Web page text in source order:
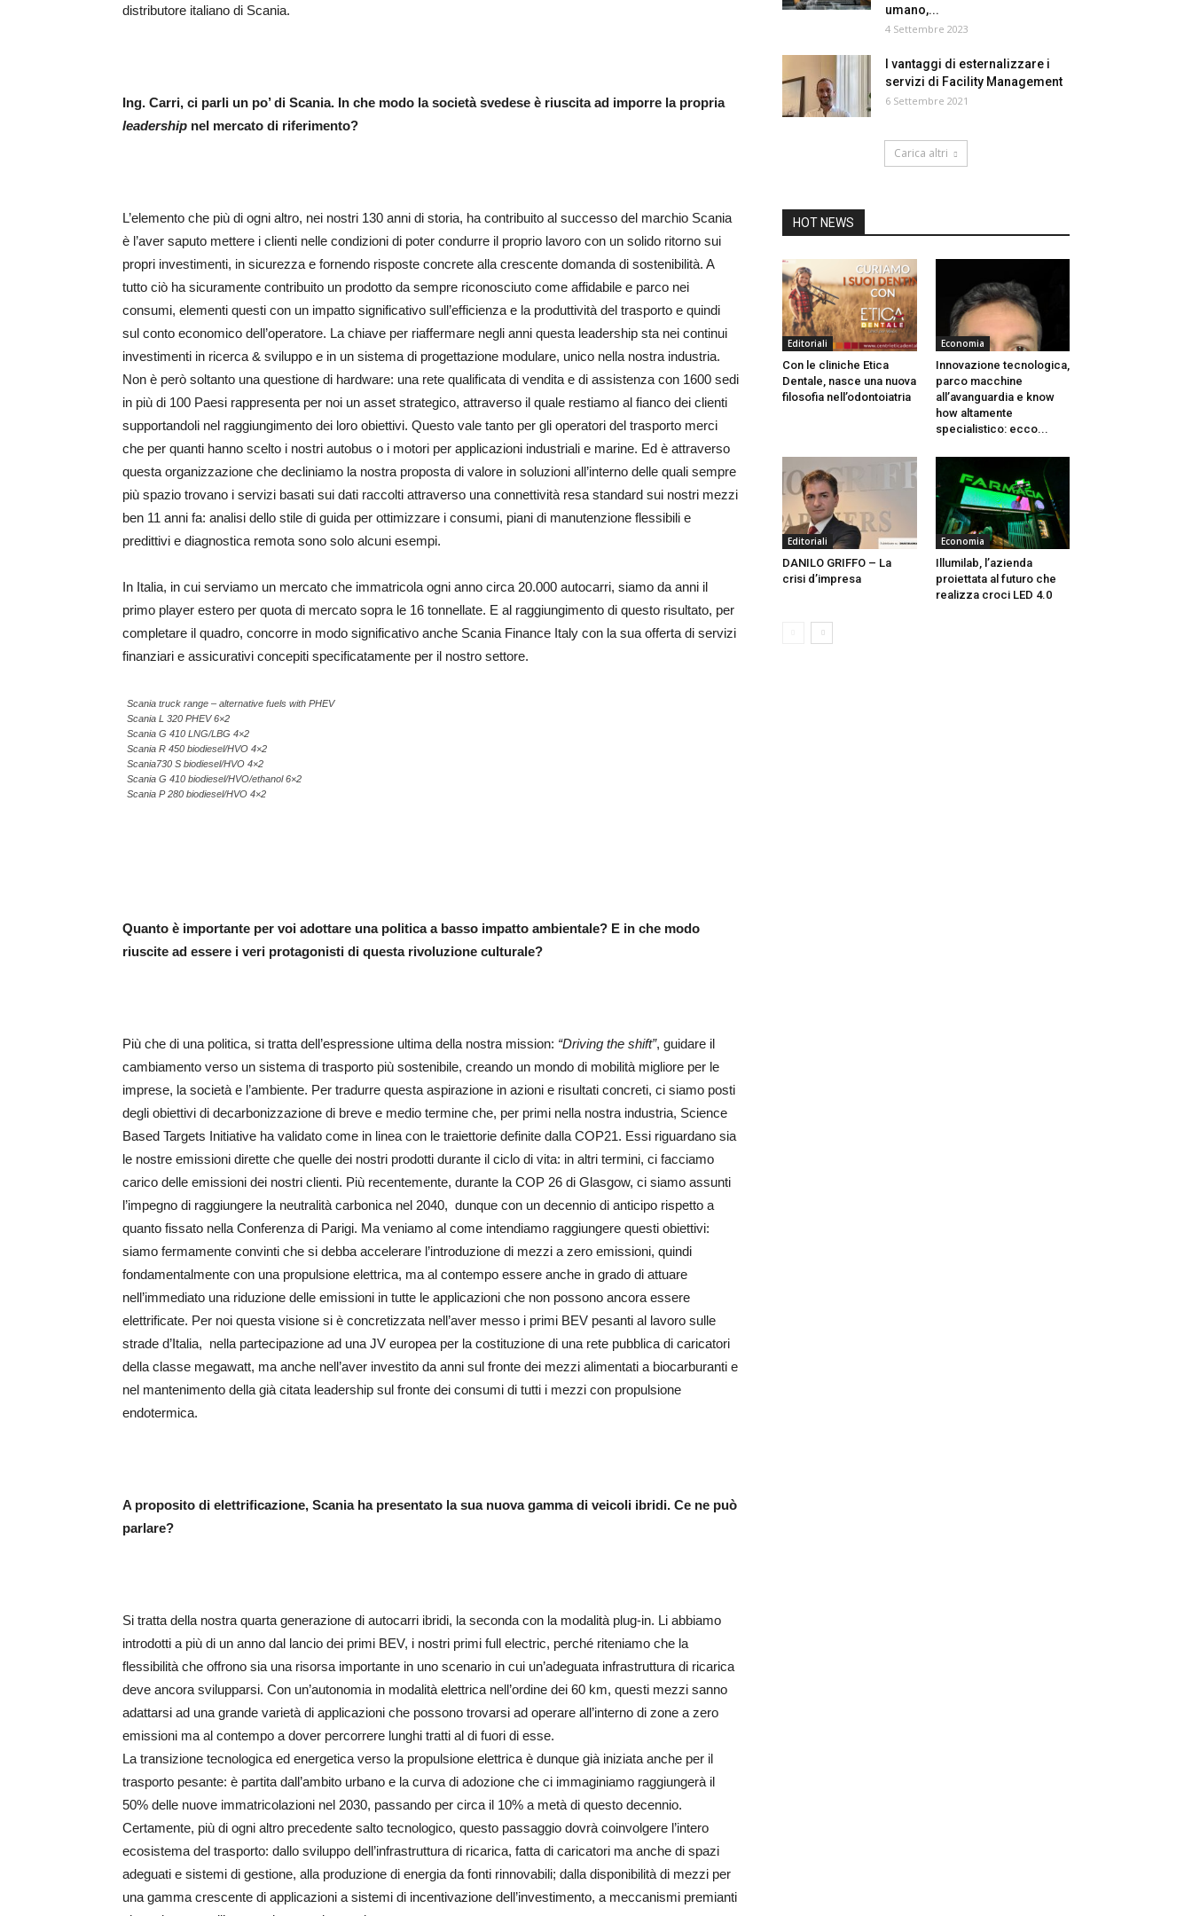
distributore italiano di Scania.
Ing. Carri, ci parli un po’ di Scania. In che modo la società svedese è riuscita ad imporre la propria
leadership nel mercato di riferimento?
L’elemento che più di ogni altro, nei nostri 130 anni di storia, ha contribuito al successo del marchio Scania
è l’aver saputo mettere i clienti nelle condizioni di poter condurre il proprio lavoro con un solido ritorno sui
propri investimenti, in sicurezza e fornendo risposte concrete alla crescente domanda di sostenibilità. A
tutto ciò ha sicuramente contribuito un prodotto da sempre riconosciuto come affidabile e parco nei
consumi, elementi questi con un impatto significativo sull’efficienza e la produttività del trasporto e quindi
sul conto economico dell’operatore. La chiave per riaffermare negli anni questa leadership sta nei continui
investimenti in ricerca & sviluppo e in un sistema di progettazione modulare, unico nella nostra industria.
Non è però soltanto una questione di hardware: una rete qualificata di vendita e di assistenza con 1600 sedi
in più di 100 Paesi rappresenta per noi un asset strategico, attraverso il quale restiamo al fianco dei clienti
supportandoli nel raggiungimento dei loro obiettivi. Questo vale tanto per gli operatori del trasporto merci
che per quanti hanno scelto i nostri autobus o i motori per applicazioni industriali e marine. Ed è attraverso
questa organizzazione che decliniamo la nostra proposta di valore in soluzioni all’interno delle quali sempre
più spazio trovano i servizi basati sui dati raccolti attraverso una connettività resa standard sui nostri mezzi
ben 11 anni fa: analisi dello stile di guida per ottimizzare i consumi, piani di manutenzione flessibili e
predittivi e diagnostica remota sono solo alcuni esempi.
In Italia, in cui serviamo un mercato che immatricola ogni anno circa 20.000 autocarri, siamo da anni il
primo player estero per quota di mercato sopra le 16 tonnellate. E al raggiungimento di questo risultato, per
completare il quadro, concorre in modo significativo anche Scania Finance Italy con la sua offerta di servizi
finanziari e assicurativi concepiti specificatamente per il nostro settore.
Scania truck range – alternative fuels with PHEV
Scania L 320 PHEV 6×2
Scania G 410 LNG/LBG 4×2
Scania R 450 biodiesel/HVO 4×2
Scania730 S biodiesel/HVO 4×2
Scania G 410 biodiesel/HVO/ethanol 6×2
Scania P 280 biodiesel/HVO 4×2
Quanto è importante per voi adottare una politica a basso impatto ambientale? E in che modo
riuscite ad essere i veri protagonisti di questa rivoluzione culturale?
Più che di una politica, si tratta dell’espressione ultima della nostra mission: “Driving the shift”, guidare il
cambiamento verso un sistema di trasporto più sostenibile, creando un mondo di mobilità migliore per le
imprese, la società e l’ambiente. Per tradurre questa aspirazione in azioni e risultati concreti, ci siamo posti
degli obiettivi di decarbonizzazione di breve e medio termine che, per primi nella nostra industria, Science
Based Targets Initiative ha validato come in linea con le traiettorie definite dalla COP21. Essi riguardano sia
le nostre emissioni dirette che quelle dei nostri prodotti durante il ciclo di vita: in altri termini, ci facciamo
carico delle emissioni dei nostri clienti. Più recentemente, durante la COP 26 di Glasgow, ci siamo assunti
l’impegno di raggiungere la neutralità carbonica nel 2040, dunque con un decennio di anticipo rispetto a
quanto fissato nella Conferenza di Parigi. Ma veniamo al come intendiamo raggiungere questi obiettivi:
siamo fermamente convinti che si debba accelerare l’introduzione di mezzi a zero emissioni, quindi
fondamentalmente con una propulsione elettrica, ma al contempo essere anche in grado di attuare
nell’immediato una riduzione delle emissioni in tutte le applicazioni che non possono ancora essere
elettrificate. Per noi questa visione si è concretizzata nell’aver messo i primi BEV pesanti al lavoro sulle
strade d’Italia, nella partecipazione ad una JV europea per la costituzione di una rete pubblica di caricatori
della classe megawatt, ma anche nell’aver investito da anni sul fronte dei mezzi alimentati a biocarburanti e
nel mantenimento della già citata leadership sul fronte dei consumi di tutti i mezzi con propulsione
endotermica.
A proposito di elettrificazione, Scania ha presentato la sua nuova gamma di veicoli ibridi. Ce ne può
parlare?
Si tratta della nostra quarta generazione di autocarri ibridi, la seconda con la modalità plug-in. Li abbiamo
introdotti a più di un anno dal lancio dei primi BEV, i nostri primi full electric, perché riteniamo che la
flessibilità che offrono sia una risorsa importante in uno scenario in cui un’adeguata infrastruttura di ricarica
deve ancora svilupparsi. Con un’autonomia in modalità elettrica nell’ordine dei 60 km, questi mezzi sanno
adattarsi ad una grande varietà di applicazioni che possono trovarsi ad operare all’interno di zone a zero
emissioni ma al contempo a dover percorrere lunghi tratti al di fuori di esse.
La transizione tecnologica ed energetica verso la propulsione elettrica è dunque già iniziata anche per il
trasporto pesante: è partita dall’ambito urbano e la curva di adozione che ci immaginiamo raggiungerà il
50% delle nuove immatricolazioni nel 2030, passando per circa il 10% a metà di questo decennio.
Certamente, più di ogni altro precedente salto tecnologico, questo passaggio dovrà coinvolgere l’intero
ecosistema del trasporto: dallo sviluppo dell’infrastruttura di ricarica, fatta di caricatori ma anche di spazi
adeguati e sistemi di gestione, alla produzione di energia da fonti rinnovabili; dalla disponibilità di mezzi per
una gamma crescente di applicazioni a sistemi di incentivazione dell’investimento, a meccanismi premianti
umano,...
4 Settembre 2023
I vantaggi di esternalizzare i
servizi di Facility Management
6 Settembre 2021
Carica altri
HOT NEWS
Editoriali
Con le cliniche Etica
Dentale, nasce una nuova
filosofia nell’odontoiatria
Economia
Innovazione tecnologica,
parco macchine
all’avanguardia e know
how altamente
specialistico: ecco...
Editoriali
DANILO GRIFFO – La
crisi d’impresa
Economia
Illumilab, l’azienda
proiettata al futuro che
realizza croci LED 4.0